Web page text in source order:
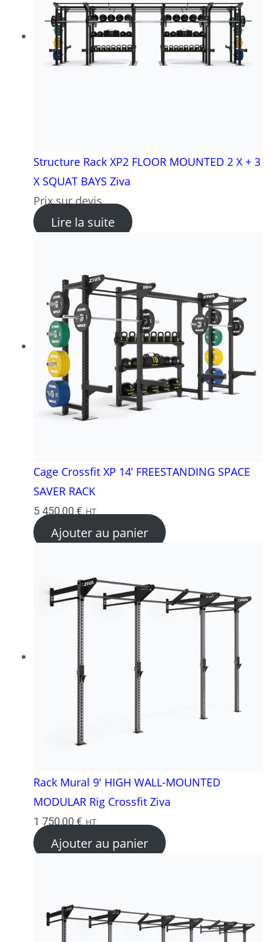
Structure Rack XP2 FLOOR MOUNTED 2 X + 3
X SQUAT BAYS Ziva
Prix sur devis
Lire la suite: Structure Rack XP2
Cage Crossfit XP 14’ FREESTANDING SPACE
SAVER RACK
5 450,00€ HT
Ajouter au panier
Rack Mural 9′ HIGH WALL-MOUNTED
MODULAR Rig Crossfit Ziva
1 750,00€ HT
Ajouter au panier